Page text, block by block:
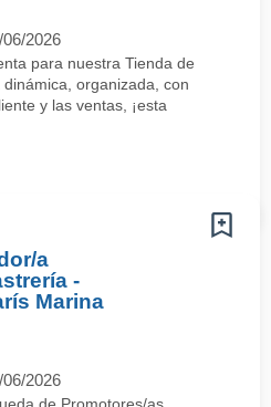
06/2026
para nuestra Tienda de
organizada, con
y las ventas, ¡esta
a
-
Marina
06/2026